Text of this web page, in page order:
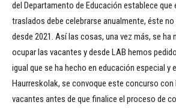
del Departamento de Educación establece que
traslados debe celebrarse anualmente, éste
desde 2021. Así las cosas, una vez más, se ha
ocupar las vacantes y desde LAB hemos
igual que se ha hecho en educación especial y
Haurreskolak, se convoque este concurso
vacantes antes de que finalice el proceso de